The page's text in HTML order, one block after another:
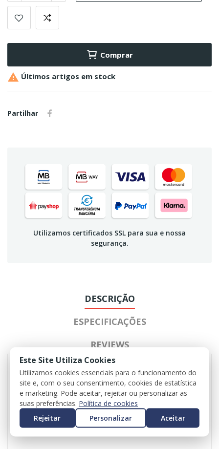
Comprar
 Últimos artigos em stock
Partilhar
Utilizamos certificados SSL para sua e nossa
segurança.
DESCRIÇÃO
ESPECIFICAÇÕES
REVIEWS
Seat Arona para ser vendida às peças
1.6 TDI
Peça o seu orçamento
Valor do iva incluído em todas as peças
Valor do transporte não incluído
Este Site Utiliza Cookies
Utilizamos cookies essenciais para o funcionamento do
site e, com o seu consentimento, cookies de estatística
e marketing. Pode aceitar, rejeitar ou personalizar as
suas preferências. Política de cookies
Rejeitar
Personalizar Aceitar